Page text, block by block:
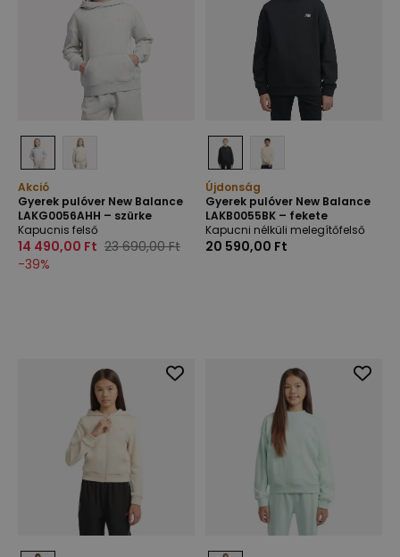
Akció
Gyerek pulóver New Balance
LAKG0056AHH – szürke
Kapucnis felső
14 490,00 Ft 23 690,00 Ft
-39%
Újdonság
Gyerek pulóver New Balance
LAKB0055BK – fekete
Kapucni nélküli melegítőfelső
20 590,00 Ft